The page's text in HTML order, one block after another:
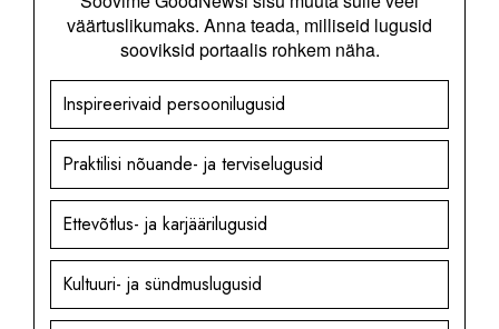
väärtuslikumaks. Anna teada, milliseid lugusid
sooviksid portaalis rohkem näha.
Inspireerivaid persoonilugusid
Praktilisi nõuande- ja terviselugusid
Ettevõtlus- ja karjäärilugusid
Kultuuri- ja sündmuslugusid